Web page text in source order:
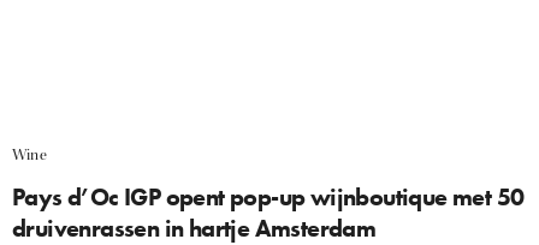
Wine
Pays d’Oc IGP opent pop-up wijnboutique met 50
druivenrassen in hartje Amsterdam